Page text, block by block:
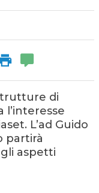
di
l’interesse
L’ad Guido
partirà
aspetti